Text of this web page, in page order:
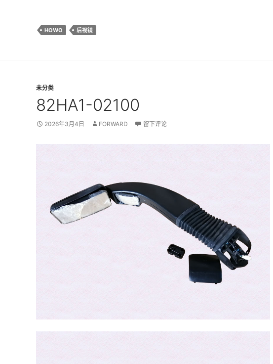
HOWO 后视镜
未分类
82HA1-02100
2026年3月4日 FORWARD 留下评论